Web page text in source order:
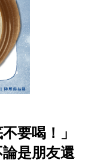
要喝！」
是朋友還